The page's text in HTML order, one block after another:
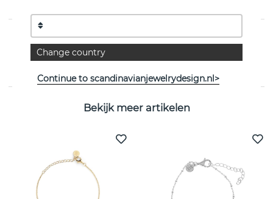
EIGENSCHAPPEN
Bekijk meer artikelen
Change country
Continue to scandinavianjewelrydesign.nl>